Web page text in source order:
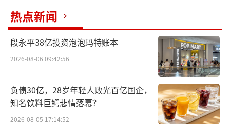
兵，即将离开这家百年酱料企业。
对此，李锦记方面向蓝鲸新闻独家回应
称，张亚苹因个人发展原因提出离职，将于202
6年8月31日正式离开公司。公司尊重其个人决
定，并对其过去三年半在带领新零售运营中心
过程中付出的努力及作出的重要贡献表示感
谢。目前，各项业务交接工作正在有序推进
热点新闻
段永平38亿投资泡泡玛特账本
2026-08-06 09:42:56
负债30亿，28岁年轻人败光百亿国企，
知名饮料巨鳄悲情落幕？
2026-08-05 17:14:52